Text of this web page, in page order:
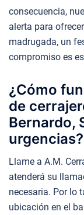
consecuencia,
alerta para
madrugada, un
compromiso es
¿Cómo
de
Bernardo,
urgencias?
Llame a A.M.
atenderá su
necesaria. Por lo
ubicación en el